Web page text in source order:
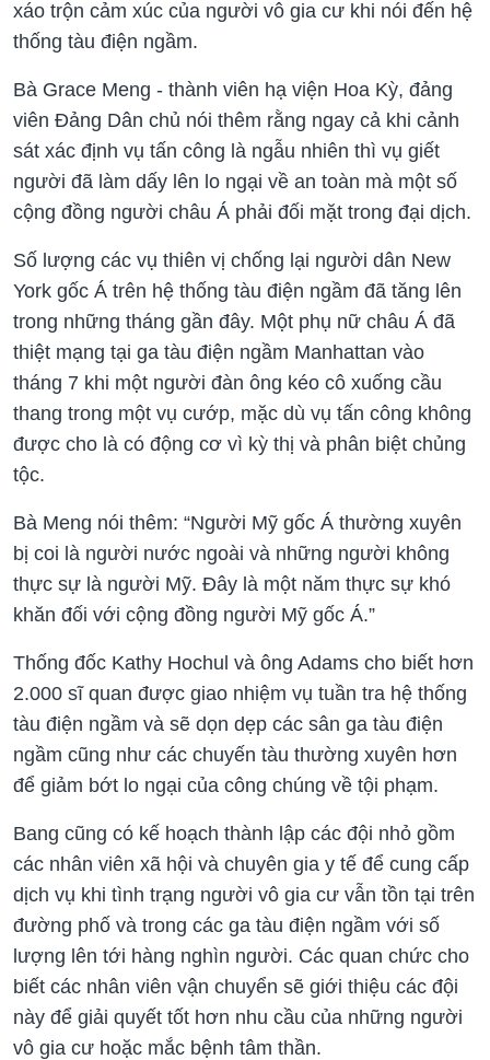
xáo trộn cảm xúc của người vô gia cư khi nói đến hệ
thống tàu điện ngầm.
Bà Grace Meng - thành viên hạ viện Hoa Kỳ, đảng
viên Đảng Dân chủ nói thêm rằng ngay cả khi cảnh
sát xác định vụ tấn công là ngẫu nhiên thì vụ giết
người đã làm dấy lên lo ngại về an toàn mà một số
cộng đồng người châu Á phải đối mặt trong đại dịch.
Số lượng các vụ thiên vị chống lại người dân New
York gốc Á trên hệ thống tàu điện ngầm đã tăng lên
trong những tháng gần đây. Một phụ nữ châu Á đã
thiệt mạng tại ga tàu điện ngầm Manhattan vào
tháng 7 khi một người đàn ông kéo cô xuống cầu
thang trong một vụ cướp, mặc dù vụ tấn công không
được cho là có động cơ vì kỳ thị và phân biệt chủng
tộc.
Bà Meng nói thêm: “Người Mỹ gốc Á thường xuyên
bị coi là người nước ngoài và những người không
thực sự là người Mỹ. Đây là một năm thực sự khó
khăn đối với cộng đồng người Mỹ gốc Á.”
Thống đốc Kathy Hochul và ông Adams cho biết hơn
2.000 sĩ quan được giao nhiệm vụ tuần tra hệ thống
tàu điện ngầm và sẽ dọn dẹp các sân ga tàu điện
ngầm cũng như các chuyến tàu thường xuyên hơn
để giảm bớt lo ngại của công chúng về tội phạm.
Bang cũng có kế hoạch thành lập các đội nhỏ gồm
các nhân viên xã hội và chuyên gia y tế để cung cấp
dịch vụ khi tình trạng người vô gia cư vẫn tồn tại trên
đường phố và trong các ga tàu điện ngầm với số
lượng lên tới hàng nghìn người. Các quan chức cho
biết các nhân viên vận chuyển sẽ giới thiệu các đội
này để giải quyết tốt hơn nhu cầu của những người
vô gia cư hoặc mắc bệnh tâm thần.